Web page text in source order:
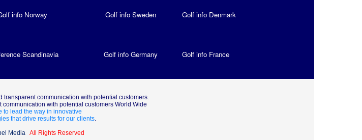
info Norway Golf info Sweden Golf info Denmark
Scandinavia Golf info Germany Golf info France
communication with potential customers.
with potential customers World Wide
to lead the way in innovative
that drive results for our clients.
Media All Rights Reserved